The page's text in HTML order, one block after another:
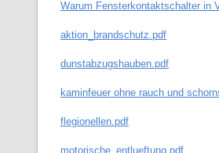
Warum Fensterkontaktschalter in
aktion_brandschutz.pdf
dunstabzugshauben.pdf
kaminfeuer ohne rauch und
f legionellen.pdf
motorische_entlueftung.pdf